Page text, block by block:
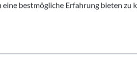
bestmögliche Erfahrung bieten zu